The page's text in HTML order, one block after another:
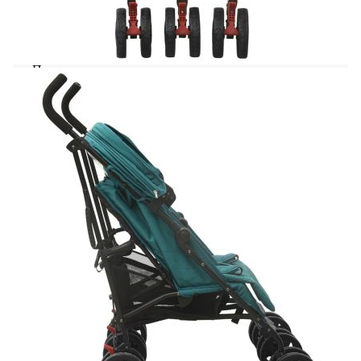
семейството или пътуване в чужбина.
Облегалката на тази лятна количка за близнаци
може да се регулира в 4 позиции, така че бебето
ви да застане в най-удобното положение.
Поставката за крака също е регулируема.
Сгъваемият сенник предпазва децата от
слънчева светлина и UV лъчи. Включената
кошница е подходяща за съхранение на
предмети, като пелени, одеяла или играчки.
Тази двойна количка може да се сгъва и разгъва
с една ръка и едно леко движение, което я прави
лесна за транспортиране.
Цвят: Зелен
Материал: Стомана, ленена тъкан
Общи размери: 76,5 x 79 x 105 см (Ш x Д x
Размери в сгънато положение: 66 x 100 см
Включва 12 колела
Възможност за сгъване